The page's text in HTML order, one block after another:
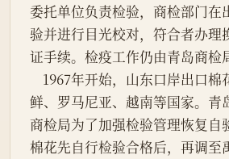
委托单位负责检验，商检部门在
验并进行目光校对，符合者办理
证手续。检疫工作仍由青岛商检
鲜、罗马尼亚、越南等国家。青
商检局为了加强检验管理恢复自
棉花先自行检验合格后，再调至